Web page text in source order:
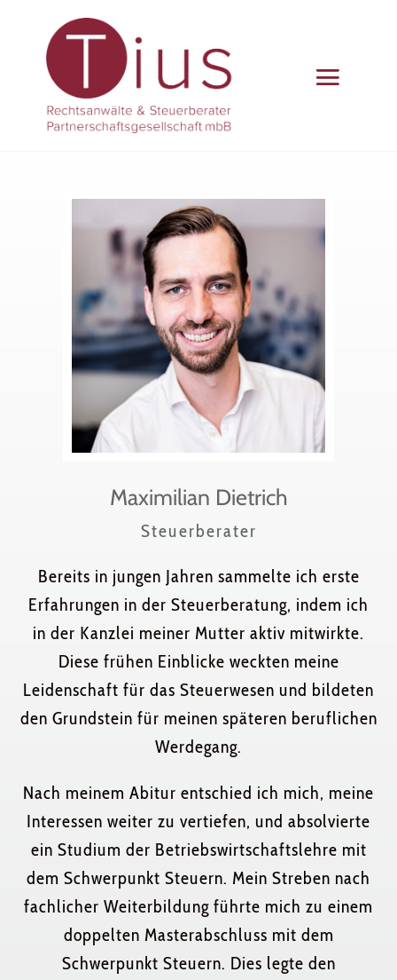
Maximilian Dietrich
Steuerberater
Bereits in jungen Jahren sammelte ich erste
Erfahrungen in der Steuerberatung, indem ich
in der Kanzlei meiner Mutter aktiv mitwirkte.
Diese frühen Einblicke weckten meine
Leidenschaft für das Steuerwesen und bildeten
den Grundstein für meinen späteren beruflichen
Werdegang.
Nach meinem Abitur entschied ich mich, meine
Interessen weiter zu vertiefen, und absolvierte
ein Studium der Betriebswirtschaftslehre mit
dem Schwerpunkt Steuern. Mein Streben nach
fachlicher Weiterbildung führte mich zu einem
doppelten Masterabschluss mit dem
Schwerpunkt Steuern. Dies legte den